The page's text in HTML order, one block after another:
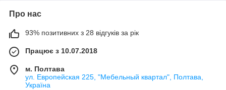
Про нас
93% позитивних з 28 відгуків за рік
Працює з 10.07.2018
м. Полтава
ул. Европейская 225, "Мебельный квартал", Полтава,
Україна